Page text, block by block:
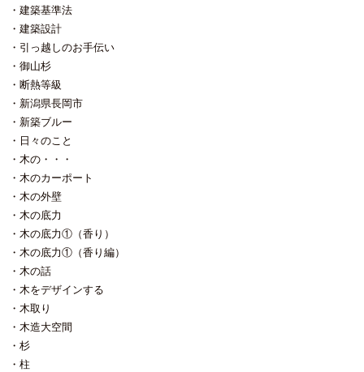
建築基準法
建築設計
引っ越しのお手伝い
御山杉
断熱等級
新潟県長岡市
新築ブルー
日々のこと
木の・・・
木のカーポート
木の外壁
木の底力
木の底力①（香り）
木の底力①（香り編）
木の話
木をデザインする
木取り
木造大空間
杉
柱